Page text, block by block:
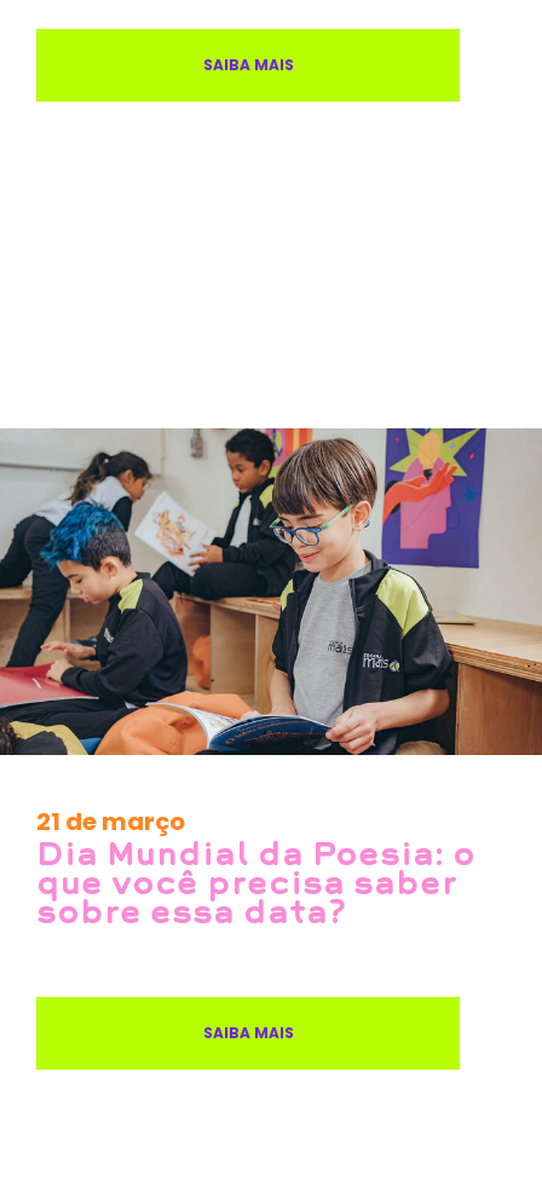
SAIBA MAIS
21 de março
Dia Mundial da Poesia: o
que você precisa saber
sobre essa data?
SAIBA MAIS